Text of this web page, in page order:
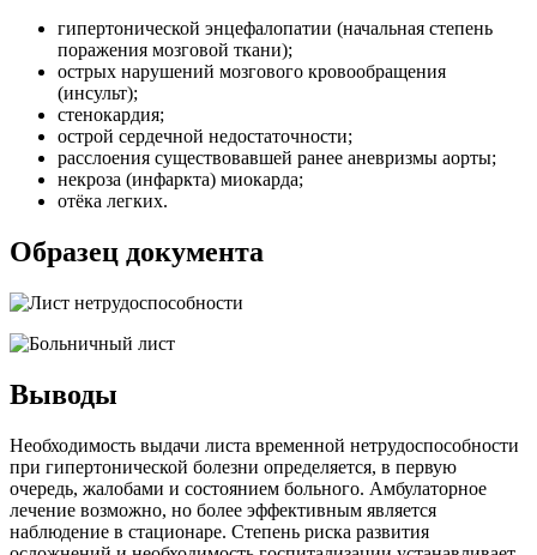
гипертонической энцефалопатии (начальная степень
поражения мозговой ткани);
острых нарушений мозгового кровообращения
(инсульт);
стенокардия;
острой сердечной недостаточности;
расслоения существовавшей ранее аневризмы аорты;
некроза (инфаркта) миокарда;
отёка легких.
Образец документа
Выводы
Необходимость выдачи листа временной нетрудоспособности
при гипертонической болезни определяется, в первую
очередь, жалобами и состоянием больного. Амбулаторное
лечение возможно, но более эффективным является
наблюдение в стационаре. Степень риска развития